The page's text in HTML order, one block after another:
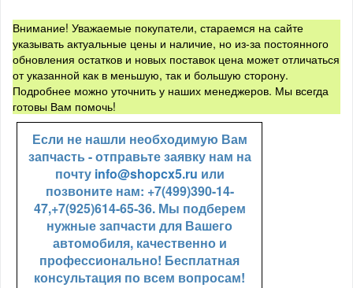
Внимание! Уважаемые покупатели, стараемся на сайте
указывать актуальные цены и наличие, но из-за постоянного
обновления остатков и новых поставок цена может отличаться
от указанной как в меньшую, так и большую сторону.
Подробнее можно уточнить у наших менеджеров. Мы всегда
готовы Вам помочь!
Если не нашли необходимую Вам
запчасть - отправьте заявку нам на
почту info@shopcx5.ru или
позвоните нам: +7(499)390-14-
47,+7(925)614-65-36. Мы подберем
нужные запчасти для Вашего
автомобиля, качественно и
профессионально! Бесплатная
консультация по всем вопросам!